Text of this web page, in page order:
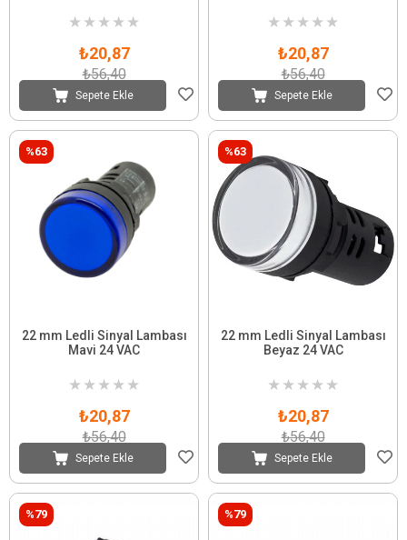
★ ★ ★ ★ ★
₺20,87
₺56,40
Sepete Ekle
★ ★ ★ ★ ★
₺20,87
₺56,40
Sepete Ekle
22 mm Ledli Sinyal Lambası
Mavi 24 VAC
★ ★ ★ ★ ★
₺20,87
₺56,40
Sepete Ekle
%63
22 mm Ledli Sinyal Lambası
Beyaz 24 VAC
★ ★ ★ ★ ★
₺20,87
₺56,40
Sepete Ekle
%63
%79 %79